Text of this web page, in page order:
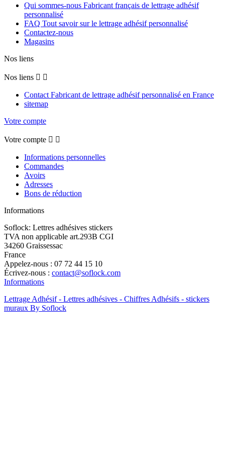
Qui sommes-nous Fabricant français de lettrage adhésif
personnalisé
FAQ Tout savoir sur le lettrage adhésif personnalisé
Contactez-nous
Magasins
Nos liens
Nos liens  
Contact Fabricant de lettrage adhésif personnalisé en France
sitemap
Votre compte
Votre compte  
Informations personnelles
Commandes
Avoirs
Adresses
Bons de réduction
Informations
Soflock: Lettres adhésives stickers
TVA non applicable art.293B CGI
34260 Graissessac
France
Appelez-nous : 07 72 44 15 10
Écrivez-nous : contact@soflock.com
Informations
Lettrage Adhésif - Lettres adhésives - Chiffres Adhésifs - stickers
muraux By Soflock